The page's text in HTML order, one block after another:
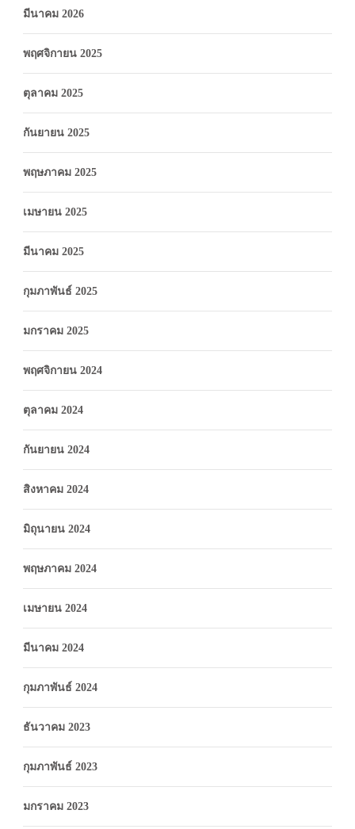
มีนาคม 2026
พฤศจิกายน 2025
ตุลาคม 2025
กันยายน 2025
พฤษภาคม 2025
เมษายน 2025
มีนาคม 2025
กุมภาพันธ์ 2025
มกราคม 2025
พฤศจิกายน 2024
ตุลาคม 2024
กันยายน 2024
สิงหาคม 2024
มิถุนายน 2024
พฤษภาคม 2024
เมษายน 2024
มีนาคม 2024
กุมภาพันธ์ 2024
ธันวาคม 2023
กุมภาพันธ์ 2023
มกราคม 2023